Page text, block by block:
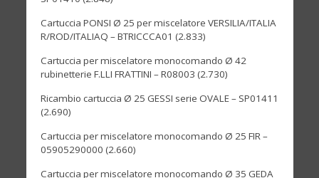
Cartuccia PONSI Ø 25 per miscelatore VERSILIA/ITALIA
R/ROD/ITALIAQ – BTRICCCA01 (2.833)
Cartuccia per miscelatore monocomando Ø 42
rubinetterie F.LLI FRATTINI – R08003 (2.730)
Ricambio cartuccia Ø 25 GESSI serie OVALE – SP01411
(2.690)
Cartuccia per miscelatore monocomando Ø 25 FIR –
05905290000 (2.660)
Cartuccia per miscelatore monocomando Ø 35 GEDA